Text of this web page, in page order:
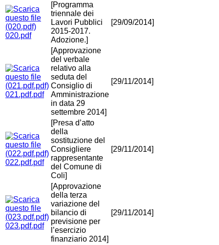
020.pdf
[Programma
triennale dei
Lavori Pubblici
2015-2017.
Adozione.]
[29/09/2014]
021.pdf.pdf
[Approvazione
del verbale
relativo alla
seduta del
Consiglio di
Amministrazione
in data 29
settembre 2014]
[29/11/2014]
022.pdf.pdf
[Presa d’atto
della
sostituzione del
Consigliere
rappresentante
del Comune di
Coli]
[29/11/2014]
023.pdf.pdf
[Approvazione
della terza
variazione del
bilancio di
previsione per
l’esercizio
finanziario 2014]
[29/11/2014]